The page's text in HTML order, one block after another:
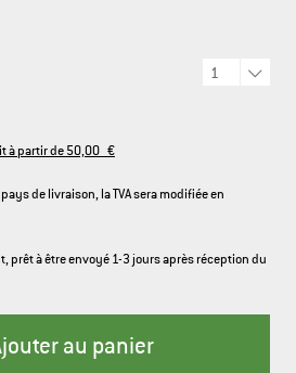
à partir de 50,00 €
de livraison, la TVA sera modifiée en
prêt à être envoyé 1-3 jours après réception du
au panier